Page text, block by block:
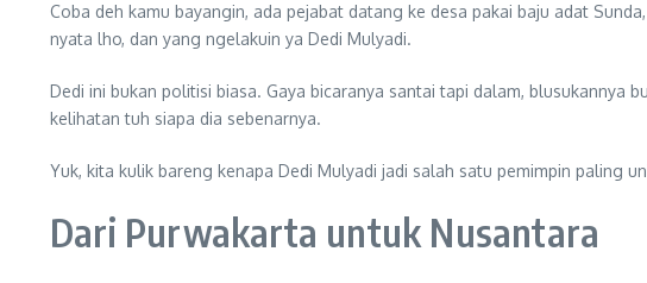
Coba deh kamu bayangin, ada pejabat datang ke desa pakai baju adat
nyata lho, dan yang ngelakuin ya Dedi Mulyadi.
Dedi ini bukan politisi biasa. Gaya bicaranya santai tapi dalam, blusukannya
kelihatan tuh siapa dia sebenarnya.
Yuk, kita kulik bareng kenapa Dedi Mulyadi jadi salah satu pemimpin paling
Dari Purwakarta untuk Nusantara